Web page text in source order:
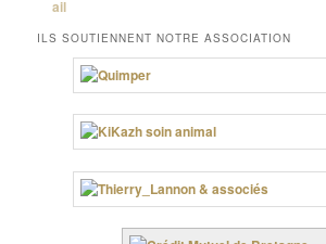
ILS SOUTIENNENT NOTRE ASSOCIATION